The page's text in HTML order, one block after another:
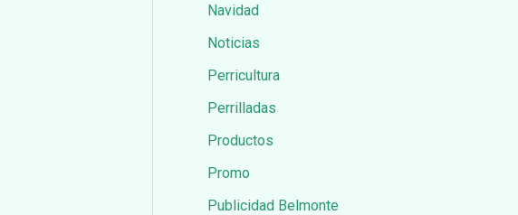
Navidad
Noticias
Perricultura
Perrilladas
Productos
Promo
Publicidad Belmonte